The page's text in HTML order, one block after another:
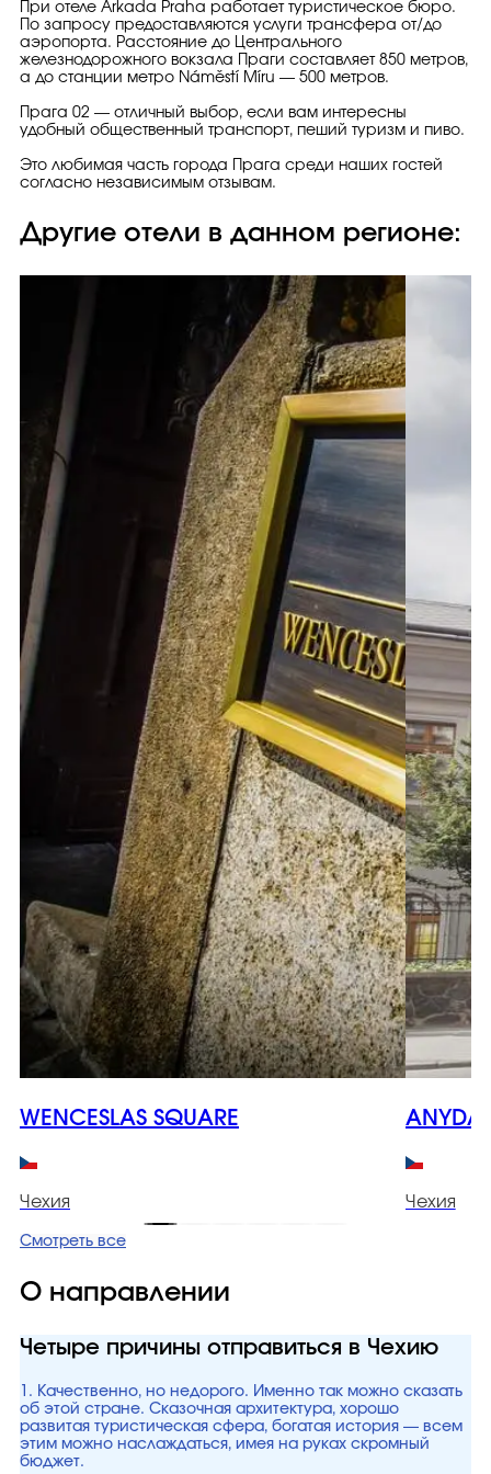
При отеле Arkada Praha работает туристическое бюро.
По запросу предоставляются услуги трансфера от/до
аэропорта. Расстояние до Центрального
железнодорожного вокзала Праги составляет 850 метров,
а до станции метро Náměstí Míru — 500 метров.
Прага 02 — отличный выбор, если вам интересны
удобный общественный транспорт, пеший туризм и пиво.
Это любимая часть города Прага среди наших гостей
согласно независимым отзывам.
Другие отели в данном регионе:
WENCESLAS SQUARE
Чехия Чехия
Смотреть все
О направлении
Четыре причины отправиться в Чехию
1. Качественно, но недорого. Именно так можно сказать
об этой стране. Сказочная архитектура, хорошо
развитая туристическая сфера, богатая история — всем
этим можно наслаждаться, имея на руках скромный
бюджет.